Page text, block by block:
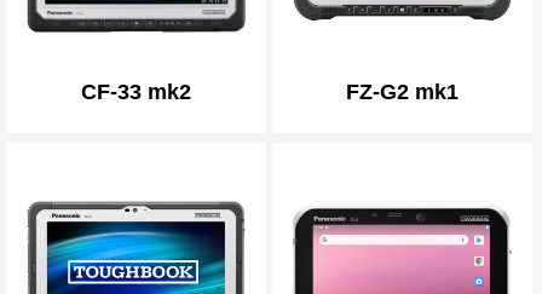
CF-33 mk2 FZ-G2 mk1